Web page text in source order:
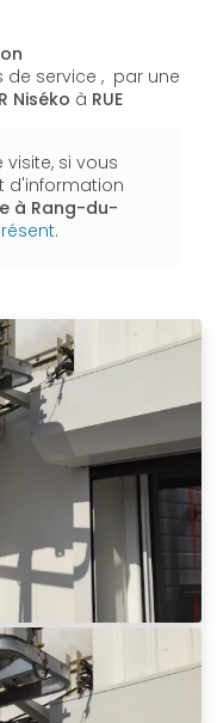
de service , par une
Niséko à RUE
si vous
d'information
à Rang-du-
.